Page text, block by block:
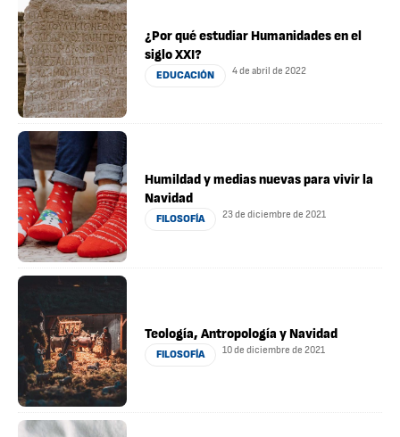
¿Por qué estudiar Humanidades en el
siglo XXI?
EDUCACIÓN 4 de abril de 2022
Humildad y medias nuevas para vivir la
Navidad
FILOSOFÍA 23 de diciembre de 2021
Teología, Antropología y Navidad
FILOSOFÍA 10 de diciembre de 2021